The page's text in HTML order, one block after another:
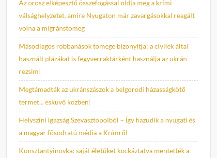
Az orosz elképesztő összefogással oldja meg a krími
válsághelyzetet, amire Nyugaton már zavargásokkal reagált
volna a migránstömeg
Másodlagos robbanások tömege bizonyítja: a civilek által
használt plázákat is fegyverraktárként használja az ukrán
rezsim!
Megtámadták az ukránszászok a belgorodi házasságkötő
termet... esküvő közben!
Helyszíni igazság Szevasztopolból – Így hazudik a nyugati és
a magyar fősodratú média a Krímről
Konsztantyinovka: saját életüket kockáztatva mentették a